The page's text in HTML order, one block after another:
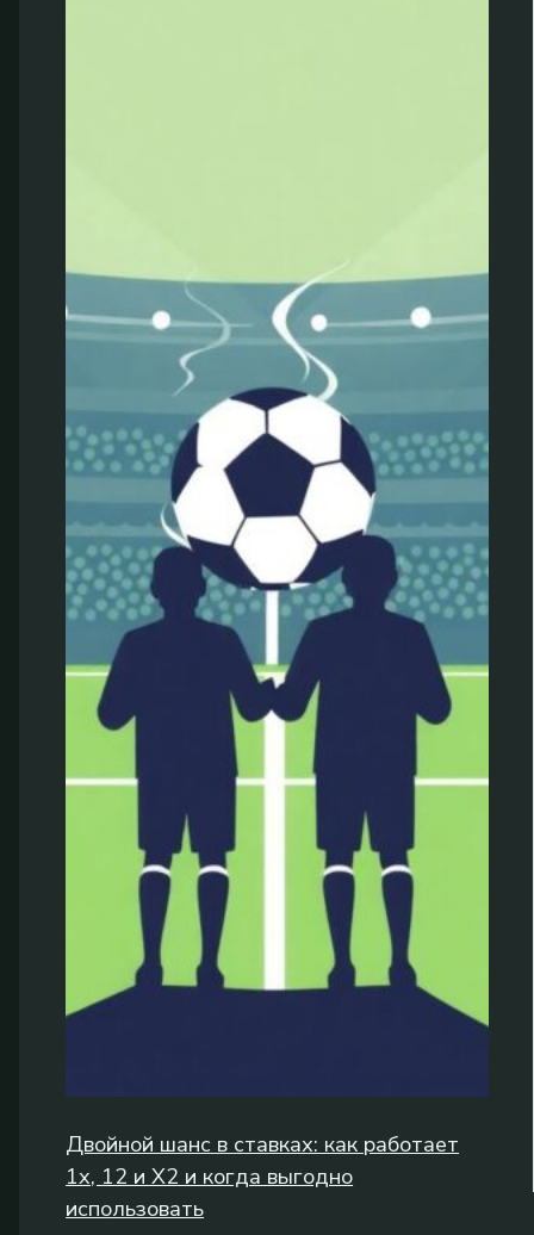
Двойной шанс в ставках: как работает
1x, 12 и X2 и когда выгодно
использовать